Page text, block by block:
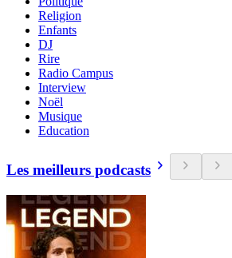
Religion
Enfants
DJ
Rire
Radio Campus
Interview
Noël
Musique
Education
Les meilleurs podcasts